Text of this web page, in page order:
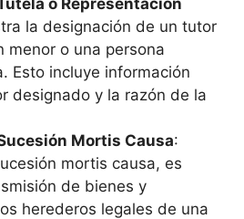
la designación de un tutor
menor o una persona
Esto incluye información
designado y la razón de la
Mortis Causa:
mortis causa, es
de bienes y
herederos legales de una